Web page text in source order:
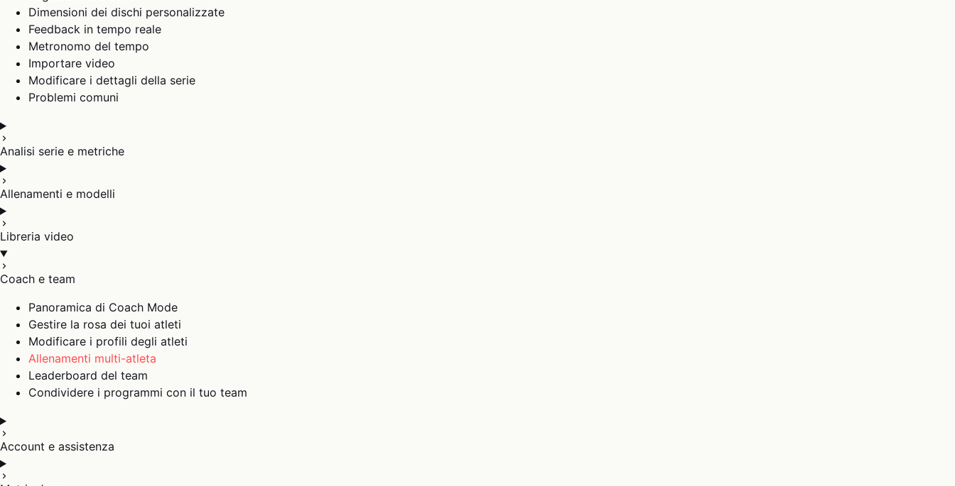
Dimensioni dei dischi personalizzate
Feedback in tempo reale
Metronomo del tempo
Importare video
Modificare i dettagli della serie
Problemi comuni
Analisi serie e metriche
Allenamenti e modelli
Libreria video
Coach e team
Panoramica di Coach Mode
Gestire la rosa dei tuoi atleti
Modificare i profili degli atleti
Allenamenti multi-atleta
Leaderboard del team
Condividere i programmi con il tuo team
Account e assistenza